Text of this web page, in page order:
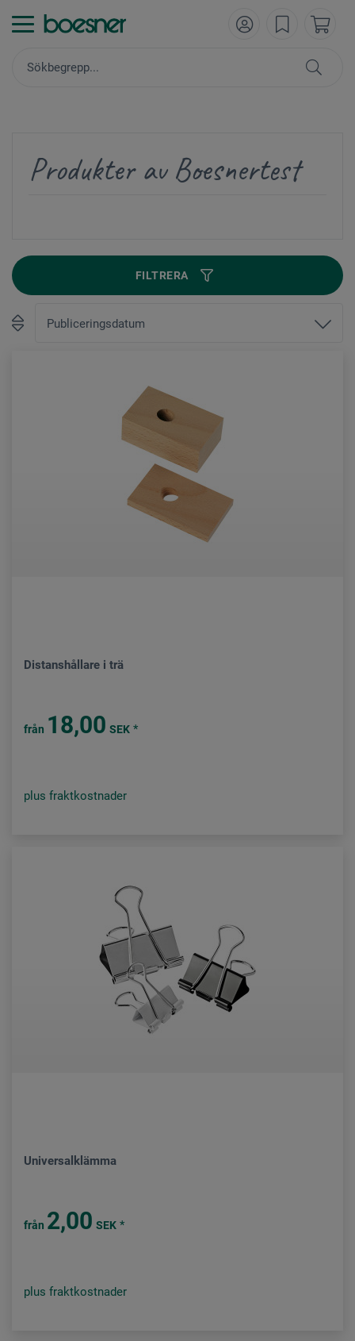
Produkter av Boesnertest
FILTRERA
Distanshållare i trä
från 18,00 SEK *
plus fraktkostnader
Universalklämma
från 2,00 SEK *
plus fraktkostnader